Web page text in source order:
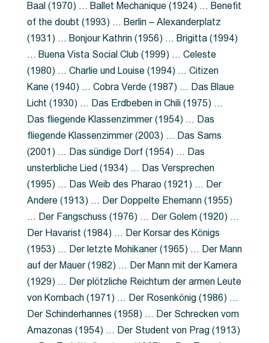
Baal (1970) … Ballet Mechanique (1924) … Benefit
of the doubt (1993) … Berlin – Alexanderplatz
(1931) … Bonjour Kathrin (1956) … Brigitta (1994)
… Buena Vista Social Club (1999) … Celeste
(1980) … Charlie und Louise (1994) … Citizen
Kane (1940) … Cobra Verde (1987) … Das Blaue
Licht (1930) … Das Erdbeben in Chili (1975) …
Das fliegende Klassenzimmer (1954) … Das
fliegende Klassenzimmer (2003) … Das Sams
(2001) … Das sündige Dorf (1954) … Das
unsterbliche Lied (1934) … Das Versprechen
(1995) … Das Weib des Pharao (1921) … Der
Andere (1913) … Der Doppelte Ehemann (1955)
… Der Fangschuss (1976) … Der Golem (1920) …
Der Havarist (1984) … Der Korsar des Königs
(1953) … Der letzte Mohikaner (1965) … Der Mann
auf der Mauer (1982) … Der Mann mit der Kamera
(1929) … Der plötzliche Reichtum der armen Leute
von Kombach (1971) … Der Rosenkönig (1986) …
Der Schinderhannes (1958) … Der Schrecken vom
Amazonas (1954) … Der Student von Prag (1913)